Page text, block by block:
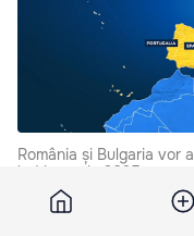
România și Bulgaria vor
la 1 ianuarie 2025.